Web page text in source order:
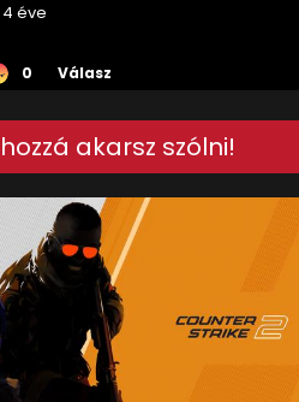
4 éve
0 Válasz
akarsz szólni!